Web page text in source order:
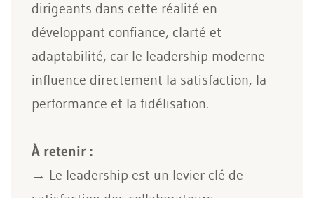
dirigeants dans cette réalité en
développant confiance, clarté et
adaptabilité, car le leadership moderne
influence directement la satisfaction, la
performance et la fidélisation.
À retenir :
→ Le leadership est un levier clé de